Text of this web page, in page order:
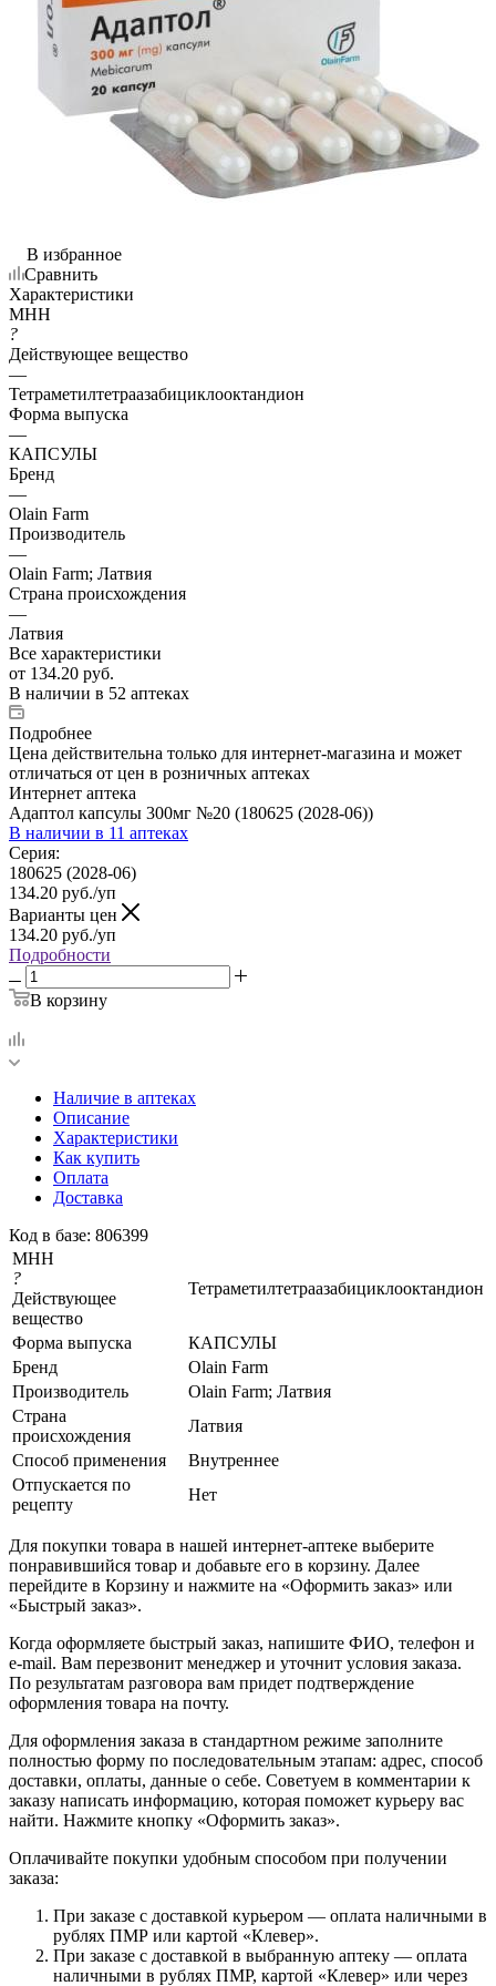
В избранное
Сравнить
Характеристики
МНН
?
Действующее вещество
—
Тетраметилтетраазабициклооктандион
Форма выпуска
—
КАПСУЛЫ
Бренд
—
Olain Farm
Производитель
—
Olain Farm; Латвия
Страна происхождения
—
Латвия
Все характеристики
от 134.20 руб.
В наличии в 52 аптеках
Подробнее
Цена действительна только для интернет-магазина и может
отличаться от цен в розничных аптеках
Интернет аптека
Адаптол капсулы 300мг №20 (180625 (2028-06))
В наличии в 11 аптеках
Серия:
180625 (2028-06)
134.20 руб./уп
Варианты цен
134.20 руб./уп
Подробности
В корзину
Наличие в аптеках
Описание
Характеристики
Как купить
Оплата
Доставка
Код в базе: 806399
МНН
?
Действующее
вещество
Тетраметилтетраазабициклооктандион
Форма выпуска
КАПСУЛЫ
Бренд
Olain Farm
Производитель
Olain Farm; Латвия
Страна
происхождения
Латвия
Способ применения
Внутреннее
Отпускается по
рецепту
Нет
Для покупки товара в нашей интернет-аптеке выберите
понравившийся товар и добавьте его в корзину. Далее
перейдите в Корзину и нажмите на «Оформить заказ» или
«Быстрый заказ».
Когда оформляете быстрый заказ, напишите ФИО, телефон и
e-mail. Вам перезвонит менеджер и уточнит условия заказа.
По результатам разговора вам придет подтверждение
оформления товара на почту.
Для оформления заказа в стандартном режиме заполните
полностью форму по последовательным этапам: адрес, способ
доставки, оплаты, данные о себе. Советуем в комментарии к
заказу написать информацию, которая поможет курьеру вас
найти. Нажмите кнопку «Оформить заказ».
Оплачивайте покупки удобным способом при получении
заказа:
При заказе с доставкой курьером — оплата наличными в
рублях ПМР или картой «Клевер».
При заказе с доставкой в выбранную аптеку — оплата
наличными в рублях ПМР, картой «Клевер» или через